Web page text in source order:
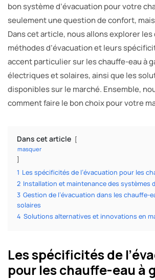
bon système d’évacuation pour votre
seulement une question de confort,
Dans cet article, nous allons explorer
méthodes d’évacuation et leurs
accent particulier sur les chauffe-eau à
électriques et solaires, ainsi que les
disponibles sur le marché. Ensemble,
comment faire le bon choix pour votre
Dans cet article
masquer
1 Les spécificités de l’évacuation pour les
2 Installation et maintenance des systèmes
3 Gestion de l’évacuation dans les chauffe-
solaires
4 Solutions alternatives et innovations en
Les spécificités de
pour les chauffe-eau à